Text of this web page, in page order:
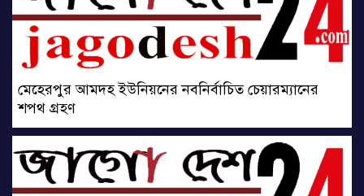
মেহেরপুর আমদহ ইউনিয়নের নবনির্বাচিত চেয়ারম্যানের
শপথ গ্রহণ